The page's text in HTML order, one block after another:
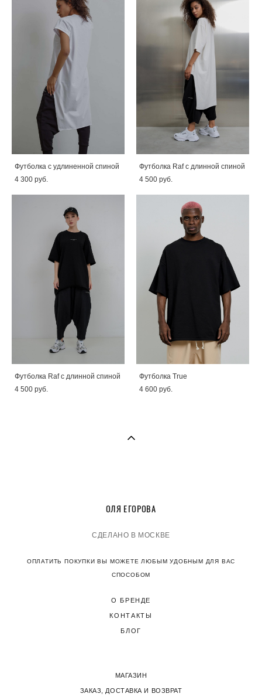
Футболка с удлиненной спиной
4 300 pуб.
Футболка Raf с длинной спиной
4 500 pуб.
Футболка Raf с длинной спиной
4 500 pуб.
Футболка True
4 600 pуб.
ОЛЯ ЕГОРОВА
СДЕЛАНО В МОСКВЕ
ОПЛАТИТЬ ПОКУПКИ ВЫ МОЖЕТЕ ЛЮБЫМ УДОБНЫМ ДЛЯ ВАС
СПОСОБОМ
О БРЕНДЕ
КОНТАКТЫ
БЛОГ
МАГАЗИН
ЗАКАЗ, ДОСТАВКА И ВОЗВРАТ